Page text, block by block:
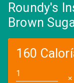
Roundy's
Brown
160
✕